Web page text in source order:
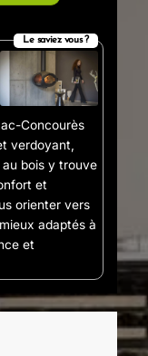
Le saviez vous ?
Concourès
verdoyant,
bois y trouve
et
orienter vers
adaptés à
et